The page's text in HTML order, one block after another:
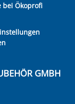
bei Ökoprofi
GMBH